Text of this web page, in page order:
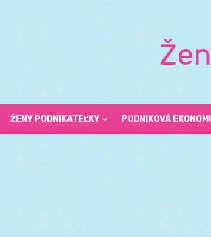
ŽENY PODNIKATEĽKY PODNIKOVÁ